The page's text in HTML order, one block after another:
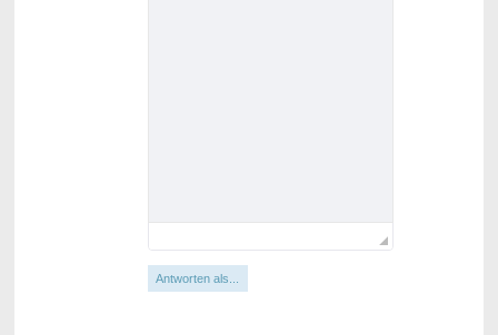
Antworten als...